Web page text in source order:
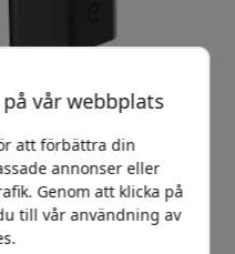
vår webbplats
att förbättra din
annonser eller
Genom att klicka på
till vår användning av